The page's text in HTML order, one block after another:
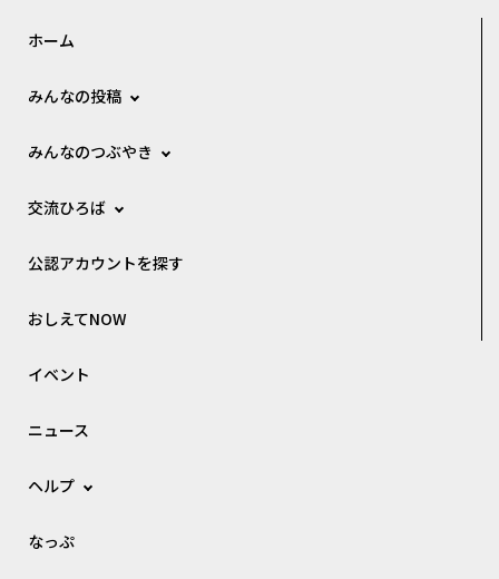
ホーム
みんなの投稿
みんなのつぶやき
交流ひろば
公認アカウントを探す
おしえてNOW
イベント
ニュース
ヘルプ
なっぷ